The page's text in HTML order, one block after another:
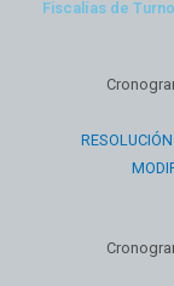
Fiscalías de Turno